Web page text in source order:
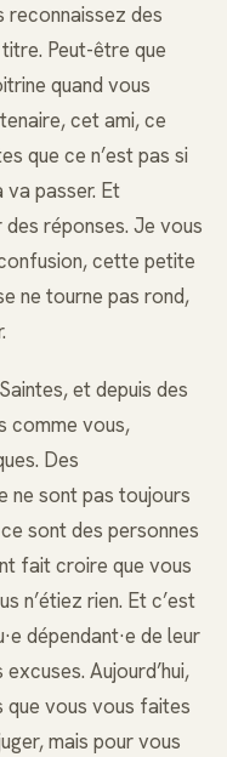
reconnaissez des
Peut-être que
quand vous
cet ami, ce
que ce n’est pas si
passer. Et
réponses. Je vous
cette petite
ne tourne pas rond,
et depuis des
comme vous,
Des
ne sont pas toujours
sont des personnes
fait croire que vous
n’étiez rien. Et c’est
dépendant·e de leur
Aujourd’hui,
que vous vous faites
mais pour vous